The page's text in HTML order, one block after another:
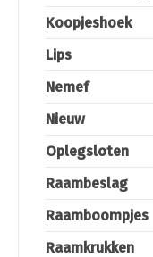
Koopjeshoek
Lips
Nemef
Nieuw
Oplegsloten
Raambeslag
Raamboompjes
Raamkrukken